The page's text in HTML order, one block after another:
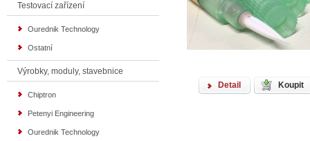
Testovací zařízení
Ourednik Technology
Ostatní
Výrobky, moduly, stavebnice
Chiptron
Petenyi Engineering
Ourednik Technology
Detail Koupit